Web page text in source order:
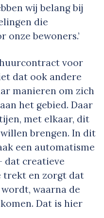
wij belang bij
die
bewoners.’
huurcontract voor
dat ook andere
manieren om zich
het gebied. Daar
met elkaar, dit
brengen. In dit
een automatisme
dat creatieve
trekt en zorgt dat
waarna de
Dat is hier